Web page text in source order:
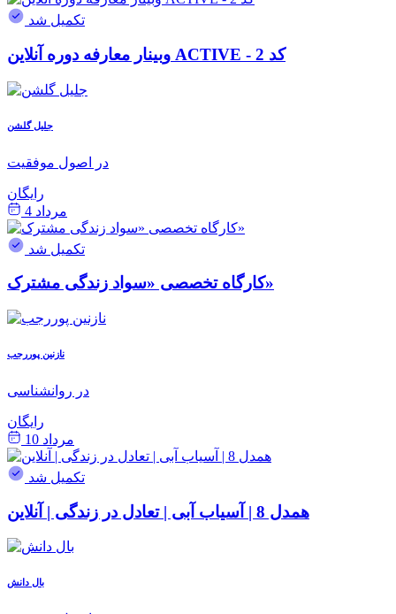
تکمیل شد
وبینار معارفه دوره آنلاین ACTIVE - کد 2
جلیل گلشن
در اصول موفقیت
رایگان
مرداد 4
تکمیل شد
کارگاه تخصصی «سواد زندگی مشترک»
نازنین پوررجب
در روانشناسی
رایگان
مرداد 10
تکمیل شد
همدل 8 | آسیاب آبی | تعادل در زندگی | آنلاین
بال دانش